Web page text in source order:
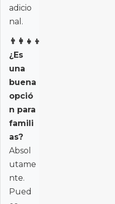
adicio
nal.
👨‍👩‍👧‍👦
¿Es
una
buena
opció
n para
famili
as?
Absol
utame
nte.
Pued